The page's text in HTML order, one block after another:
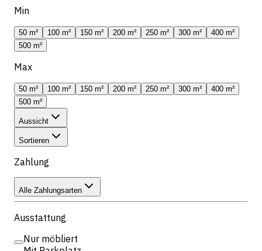
Min
50 m² 100 m² 150 m² 200 m² 250 m² 300 m²
400 m²
500 m²
Max
50 m² 100 m² 150 m² 200 m² 250 m² 300 m²
400 m²
500 m²
Aussicht
Sortieren
Zahlung
Alle Zahlungsarten
Ausstattung
Nur möbliert